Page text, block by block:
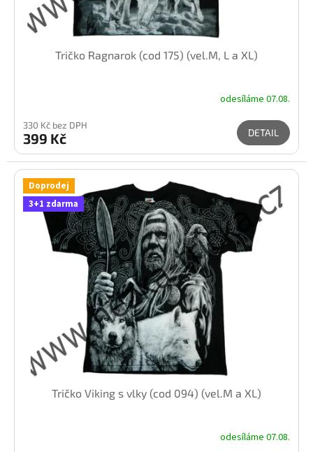
Tričko Ragnarok (cod 175) (vel.M, L a XL)
odesíláme 07.08.
330 Kč bez DPH
399 Kč DETAIL
Doprodej
3+1 zdarma
Tričko Viking s vlky (cod 094) (vel.M a XL)
odesíláme 07.08.